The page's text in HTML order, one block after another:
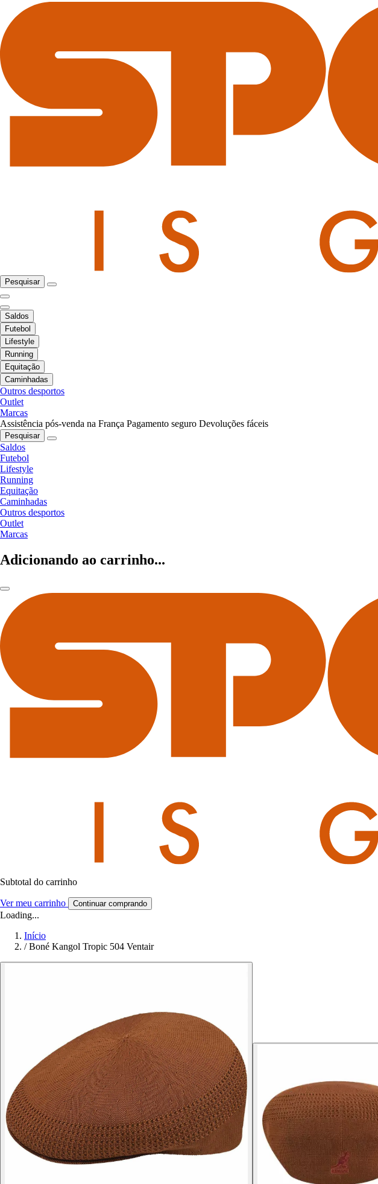
Pesquisar
Saldos
Futebol
Lifestyle
Running
Equitação
Caminhadas
Outros desportos
Outlet
Marcas
Assistência pós-venda na França Pagamento seguro Devoluções fáceis
Pesquisar
Saldos
Futebol
Lifestyle
Running
Equitação
Caminhadas
Outros desportos
Outlet
Marcas
Adicionando ao carrinho...
Subtotal do carrinho
Ver meu carrinho Continuar comprando
Loading...
Início
/ Boné Kangol Tropic 504 Ventair